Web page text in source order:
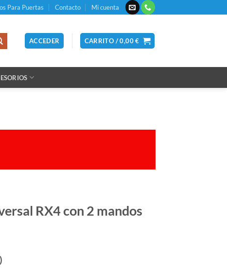
Para Puertas Contacto Mi cuenta
ACCEDER CARRITO /0,00€
RX4 con 2 mandos